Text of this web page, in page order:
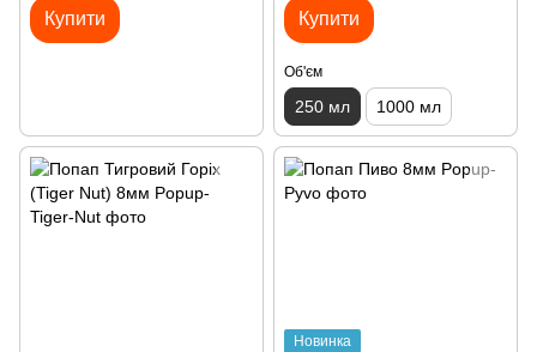
Купити Купити
Об'єм
250 мл 1000 мл
Новинка